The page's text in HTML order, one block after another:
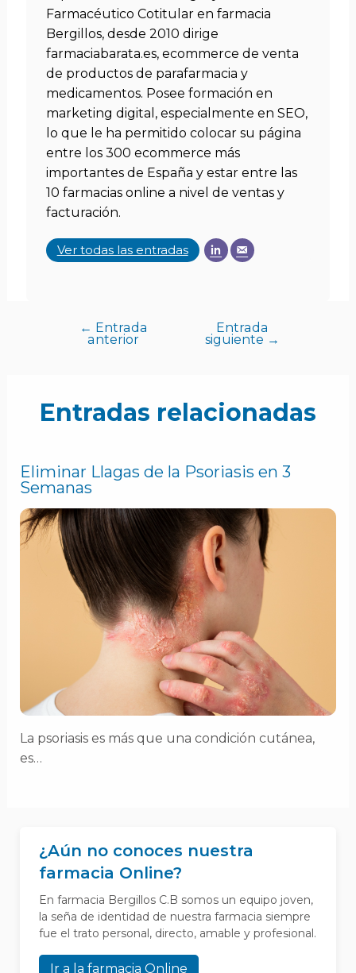
Farmacéutico Cotitular en farmacia
Bergillos, desde 2010 dirige
farmaciabarata.es, ecommerce de venta
de productos de parafarmacia y
medicamentos. Posee formación en
marketing digital, especialmente en SEO,
lo que le ha permitido colocar su página
entre los 300 ecommerce más
importantes de España y estar entre las
10 farmacias online a nivel de ventas y
facturación.
Ver todas las entradas
← Entrada
anterior
Entrada
siguiente →
Entradas relacionadas
Eliminar Llagas de la Psoriasis en 3
Semanas
La psoriasis es más que una condición cutánea,
es…
¿Aún no conoces nuestra
farmacia Online?
En farmacia Bergillos C.B somos un equipo joven,
la seña de identidad de nuestra farmacia siempre
fue el trato personal, directo, amable y profesional.
Ir a la farmacia Online